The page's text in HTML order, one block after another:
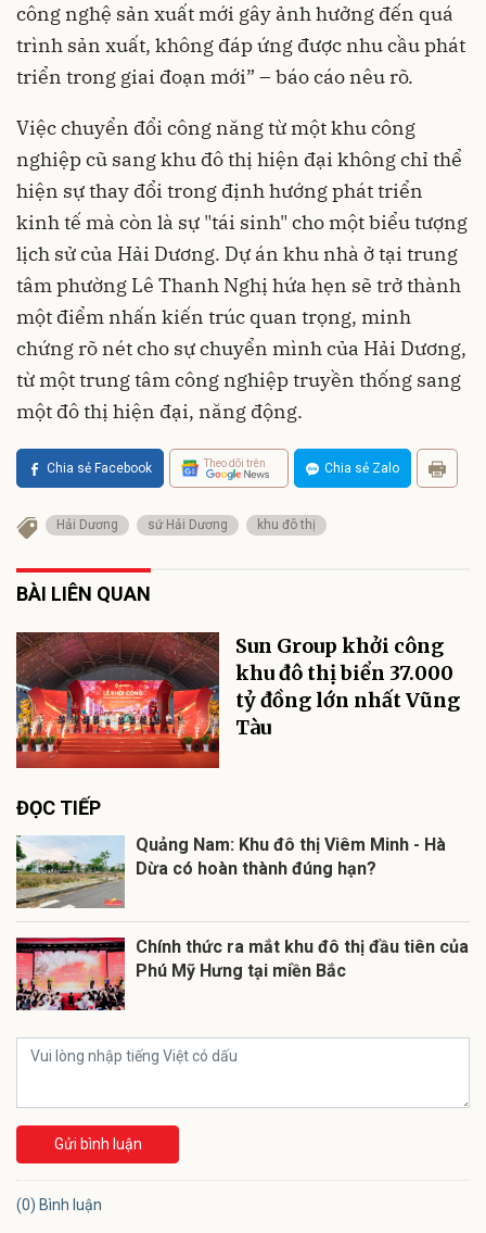
công nghệ sản xuất mới gây ảnh hưởng đến quá
trình sản xuất, không đáp ứng được nhu cầu phát
triển trong giai đoạn mới” – báo cáo nêu rõ.
Việc chuyển đổi công năng từ một khu công
nghiệp cũ sang khu đô thị hiện đại không chỉ thể
hiện sự thay đổi trong định hướng phát triển
kinh tế mà còn là sự "tái sinh" cho một biểu tượng
lịch sử của Hải Dương. Dự án khu nhà ở tại trung
tâm phường Lê Thanh Nghị hứa hẹn sẽ trở thành
một điểm nhấn kiến trúc quan trọng, minh
chứng rõ nét cho sự chuyển mình của Hải Dương,
từ một trung tâm công nghiệp truyền thống sang
một đô thị hiện đại, năng động.
Chia sẻ Facebook Theo dõi trên Chia sẻ Zalo
Hải Dương sứ Hải Dương khu đô thị
BÀI LIÊN QUAN
Sun Group khởi công
khu đô thị biển 37.000
tỷ đồng lớn nhất Vũng
Tàu
ĐỌC TIẾP
Quảng Nam: Khu đô thị Viêm Minh - Hà
Dừa có hoàn thành đúng hạn?
Chính thức ra mắt khu đô thị đầu tiên của
Phú Mỹ Hưng tại miền Bắc
Gửi bình luận
(0) Bình luận